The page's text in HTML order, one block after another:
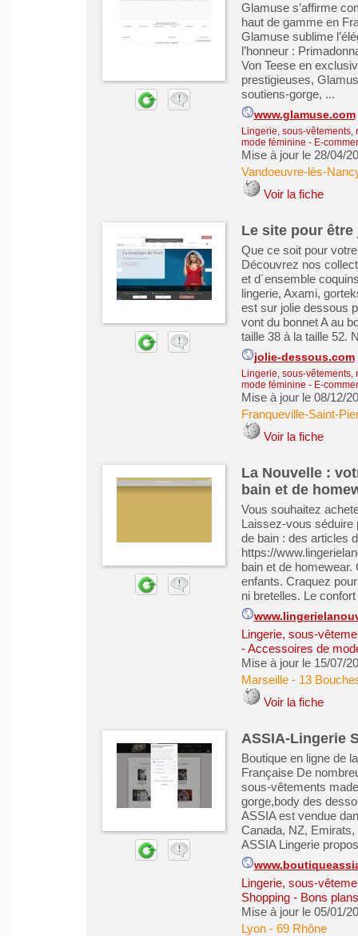
Glamuse s’affirme
haut de gamme en
Glamuse sublime
l’honneur :
Von Teese en
prestigieuses,
soutiens-gorge, ...
www.glamuse.com
Lingerie, sous-vêtements,
mode féminine - E-
Mise à jour le 28/04/
Vandoeuvre-lès-
Voir la fiche
Le site pour
Que ce soit pour
Découvrez nos
et d´ensemble
lingerie, Axami,
est sur jolie dessous
vont du bonnet A au
taille 38 à la taille 52.
jolie-dessous.com
Lingerie, sous-vêtements,
mode féminine - E-
Mise à jour le 08/12/
Franqueville-Saint-
Voir la fiche
La Nouvelle :
bain et de
Vous souhaitez
Laissez-vous séduire
de bain : des articles
https://
bain et de
enfants. Craquez
ni bretelles. Le
Lingerie, sous-
- Accessoires de
Mise à jour le 15/07/
Marseille- 13
Voir la fiche
ASSIA-Lingerie
Boutique en ligne de
Française De
sous-vêtements
gorge,body des
ASSIA est vendue
Canada, NZ,
ASSIA Lingerie
Lingerie, sous-
Shopping - Bons
Mise à jour le 05/01/
Lyon- 69 Rhône